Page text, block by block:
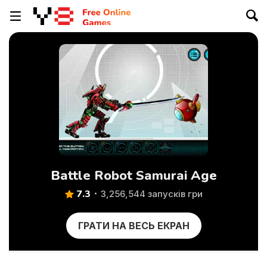
Battle Robot Samurai Age
7.3 3,256,544 запусків гри
ГРАТИ НА ВЕСЬ ЕКРАН